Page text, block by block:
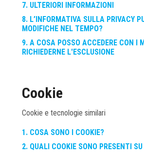
7. ULTERIORI INFORMAZIONI
8. L’INFORMATIVA SULLA PRIVACY
MODIFICHE NEL TEMPO?
9. A COSA POSSO ACCEDERE CON I
RICHIEDERNE L'ESCLUSIONE
Cookie
Cookie e tecnologie similari
1. COSA SONO I COOKIE?
2. QUALI COOKIE SONO PRESENTI